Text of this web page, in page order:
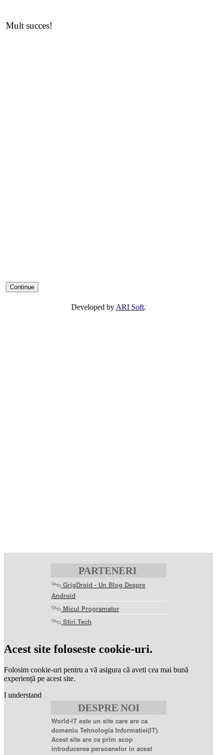
Mult succes!
Developed by ARI Soft.
PARTENERI
GrigDroid - Un Blog Despre
Android
Micul Programator
Stiri Tech
couponlevitra
genericlevitra
mglevitra
20mg
pricesildenafil
sildenafil
sildenafil
sildenafil
Acest site foloseste cookie-uri.
Folosim cookie-uri pentru a vă asigura că aveti cea mai bună
experiență pe acest site.
I understand
DESPRE NOI
World-IT este un site care are ca
domeniu Tehnologia Informatiei(IT).
Acest site are ca prim scop
introducerea persoanelor in acest